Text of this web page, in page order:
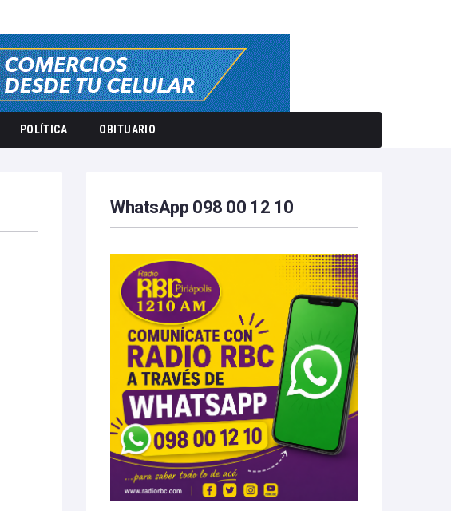
POLÍTICA OBITUARIO
WhatsApp 098 00 12 10